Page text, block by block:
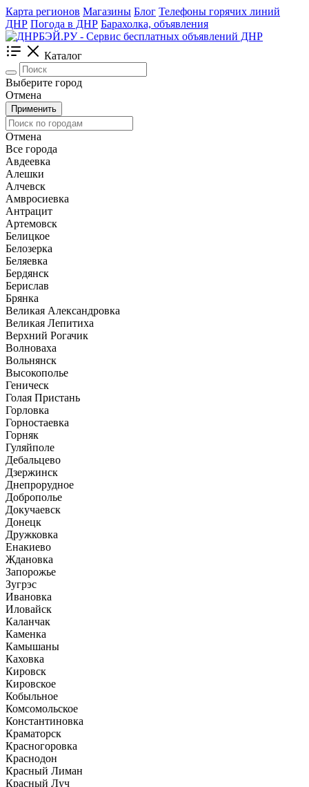
Карта регионов Магазины Блог Телефоны горячих линий
ДНР Погода в ДНР Барахолка, объявления
Каталог
Выберите город
Отмена
Применить
Отмена
Все города
Авдеевка
Алешки
Алчевск
Амвросиевка
Антрацит
Артемовск
Белицкое
Белозерка
Беляевка
Бердянск
Берислав
Брянка
Великая Александровка
Великая Лепитиха
Верхний Рогачик
Волноваха
Вольнянск
Высокополье
Геническ
Голая Пристань
Горловка
Горностаевка
Горняк
Гуляйполе
Дебальцево
Дзержинск
Днепрорудное
Доброполье
Докучаевск
Донецк
Дружковка
Енакиево
Ждановка
Запорожье
Зугрэс
Ивановка
Иловайск
Каланчак
Каменка
Камышаны
Каховка
Кировск
Кировское
Кобыльное
Комсомольское
Константиновка
Краматорск
Красногоровка
Краснодон
Красный Лиман
Красный Луч